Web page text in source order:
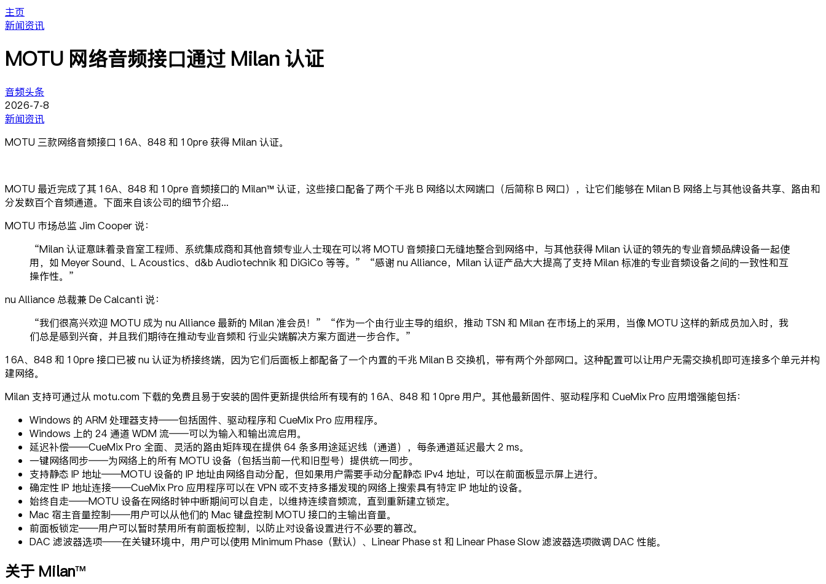
主页
新闻资讯
MOTU 网络音频接口通过 Milan 认证
音频头条
2026-7-8
新闻资讯
MOTU 三款网络音频接口 16A、848 和 10pre 获得 Milan 认证。
MOTU 最近完成了其 16A、848 和 10pre 音频接口的 Milan™ 认证，这些接口配备了两个千兆 B 网络以太网端口（后简称 B 网口），让它们能够在 Milan B 网络上与其他设备共享、路由和
分发数百个音频通道。下面来自该公司的细节介绍...
MOTU 市场总监 Jim Cooper 说：
“Milan 认证意味着录音室工程师、系统集成商和其他音频专业人士现在可以将 MOTU 音频接口无缝地整合到网络中，与其他获得 Milan 认证的领先的专业音频品牌设备一起使
用，如 Meyer Sound、L Acoustics、d&b Audiotechnik 和 DiGiCo 等等。”“感谢 nu Alliance，Milan 认证产品大大提高了支持 Milan 标准的专业音频设备之间的一致性和互
操作性。”
nu Alliance 总裁兼 De Calcanti 说：
“我们很高兴欢迎 MOTU 成为 nu Alliance 最新的 Milan 准会员！”“作为一个由行业主导的组织，推动 TSN 和 Milan 在市场上的采用，当像 MOTU 这样的新成员加入时，我
们总是感到兴奋，并且我们期待在推动专业音频和 行业尖端解决方案方面进一步合作。”
16A、848 和 10pre 接口已被 nu 认证为桥接终端，因为它们后面板上都配备了一个内置的千兆 Milan B 交换机，带有两个外部网口。这种配置可以让用户无需交换机即可连接多个单元并构
建网络。
Milan 支持可通过从 motu.com 下载的免费且易于安装的固件更新提供给所有现有的 16A、848 和 10pre 用户。其他最新固件、驱动程序和 CueMix Pro 应用增强能包括：
Windows 的 ARM 处理器支持——包括固件、驱动程序和 CueMix Pro 应用程序。
Windows 上的 24 通道 WDM 流——可以为输入和输出流启用。
延迟补偿——CueMix Pro 全面、灵活的路由矩阵现在提供 64 条多用途延迟线（通道），每条通道延迟最大 2 ms。
一键网络同步——为网络上的所有 MOTU 设备（包括当前一代和旧型号）提供统一同步。
支持静态 IP 地址——MOTU 设备的 IP 地址由网络自动分配，但如果用户需要手动分配静态 IPv4 地址，可以在前面板显示屏上进行。
确定性 IP 地址连接——CueMix Pro 应用程序可以在 VPN 或不支持多播发现的网络上搜索具有特定 IP 地址的设备。
始终自走——MOTU 设备在网络时钟中断期间可以自走，以维持连续音频流，直到重新建立锁定。
Mac 宿主音量控制——用户可以从他们的 Mac 键盘控制 MOTU 接口的主输出音量。
前面板锁定——用户可以暂时禁用所有前面板控制，以防止对设备设置进行不必要的篡改。
DAC 滤波器选项——在关键环境中，用户可以使用 Minimum Phase（默认）、Linear Phase st 和 Linear Phase Slow 滤波器选项微调 DAC 性能。
关于 Milan™